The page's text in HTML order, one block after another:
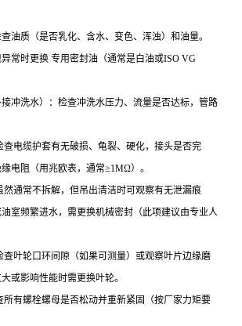
油质（是否乳化、含水、变色、浑浊）和油量。
常时更换 专用密封油（通常是白油或ISO VG
冲洗水）：检查冲洗水压力、流量是否达标，管路
查电缆护套有无破损、龟裂、硬化，接头是否完
电阻（用兆欧表，通常≥1MΩ）。
然通常不拆解，但吊出清洁时可观察有无泄漏痕
室频繁进水，需更换机械密封（此项建议由专业人
查叶轮口环间隙（如果可测量）或观察叶片边缘磨
或影响性能时需更换叶轮。
所有螺栓螺母是否松动并重新紧固（按厂家力矩要